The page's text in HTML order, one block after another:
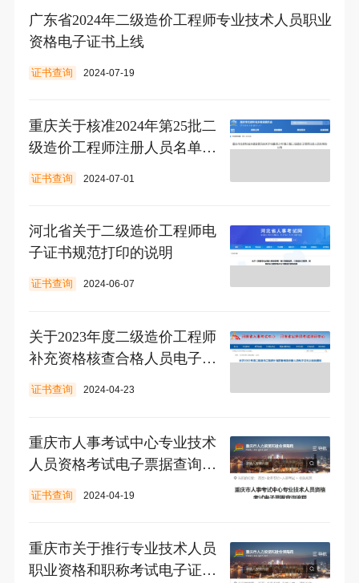
广东省2024年二级造价工程师专业技术人员职业
资格电子证书上线
证书查询 2024-07-19
重庆关于核准2024年第25批二
级造价工程师注册人员名单的
公告
证书查询 2024-07-01
河北省关于二级造价工程师电
子证书规范打印的说明
证书查询 2024-06-07
关于2023年度二级造价工程师
补充资格核查合格人员电子证
书上线的通知
证书查询 2024-04-23
重庆市人事考试中心专业技术
人员资格考试电子票据查询流
程
证书查询 2024-04-19
重庆市关于推行专业技术人员
职业资格和职称考试电子证书